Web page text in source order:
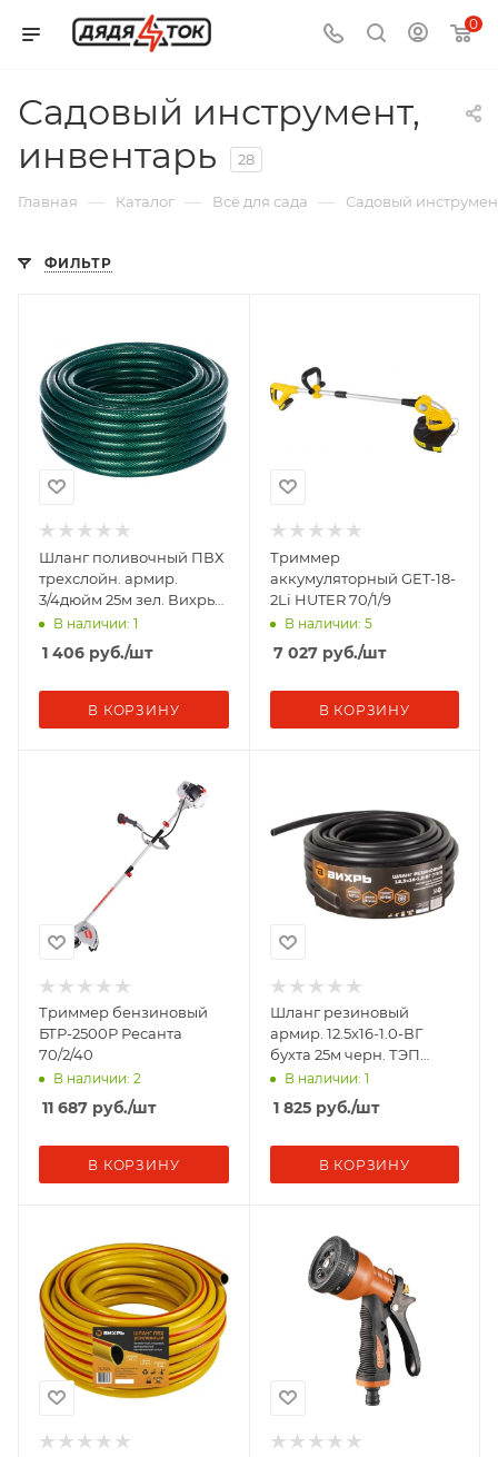
0
Садовый инструмент,
инвентарь
28
Главная — Каталог — Всё для сада — Садовый
ФИЛЬТР
Шланг поливочный ПВХ
трехслойн. армир.
3/4дюйм 25м зел. Вихрь
73/7/2/1
В наличии: 1
1 406 руб./шт
В КОРЗИНУ
Триммер
аккумуляторный GET-18-
2Li HUTER 70/1/9
В наличии: 5
7 027руб./шт
В КОРЗИНУ
Триммер бензиновый
БТР-2500Р Ресанта
70/2/40
В наличии: 2
11 687 руб./шт
В КОРЗИНУ
Шланг резиновый
армир. 12.5х16-1.0-ВГ
бухта 25м черн. ТЭП
Вихрь 73/7/2/37
В наличии: 1
1 825руб./шт
В КОРЗИНУ